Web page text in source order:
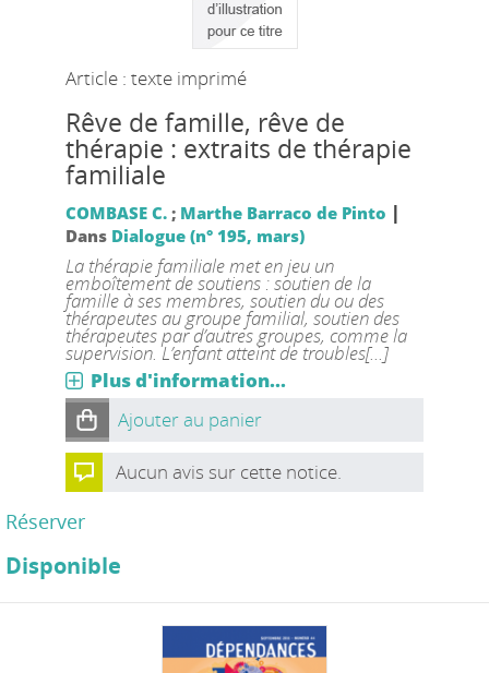
Article : texte imprimé
Rêve de famille, rêve de
thérapie : extraits de thérapie
familiale
COMBASE C.; Marthe Barraco de Pinto |
Dans Dialogue (n° 195, mars)
La thérapie familiale met en jeu un
emboîtement de soutiens : soutien de la
famille à ses membres, soutien du ou des
thérapeutes au groupe familial, soutien des
thérapeutes par d’autres groupes, comme la
supervision. L’enfant atteint de troubles[...]
Plus d'information...
Ajouter au panier
Aucun avis sur cette notice.
Réserver
Disponible